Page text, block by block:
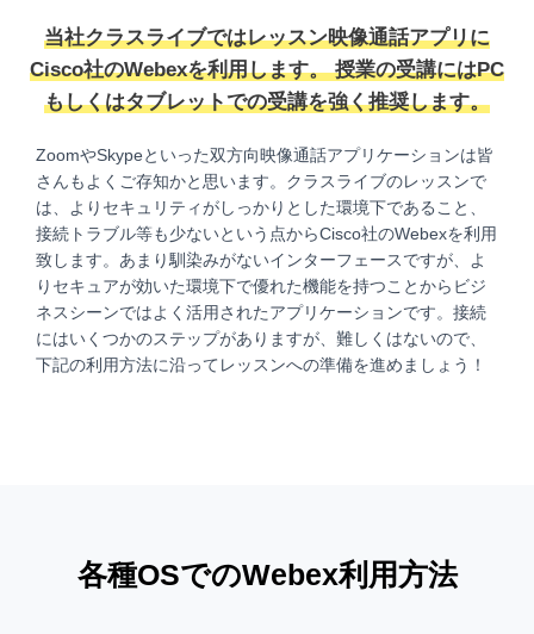
当社クラスライブではレッスン映像通話アプリに
Cisco社のWebexを利用します。 授業の受講にはPC
もしくはタブレットでの受講を強く推奨します。
ZoomやSkypeといった双方向映像通話アプリケーションは皆
さんもよくご存知かと思います。クラスライブのレッスンで
は、よりセキュリティがしっかりとした環境下であること、
接続トラブル等も少ないという点からCisco社のWebexを利用
致します。あまり馴染みがないインターフェースですが、よ
りセキュアが効いた環境下で優れた機能を持つことからビジ
ネスシーンではよく活用されたアプリケーションです。接続
にはいくつかのステップがありますが、難しくはないので、
下記の利用方法に沿ってレッスンへの準備を進めましょう！
各種OSでのWebex利用方法